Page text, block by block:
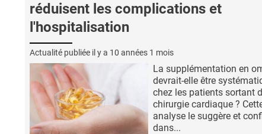
réduisent les complications et
l'hospitalisation
Actualité publiée il y a 10 années 1 mois
La supplémentation en
devrait-elle être
chez les patients sortant
chirurgie cardiaque ?
analyse le suggère et
dans...